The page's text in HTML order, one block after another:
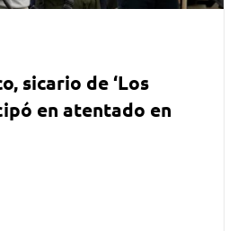
sicario de ‘Los
en atentado en